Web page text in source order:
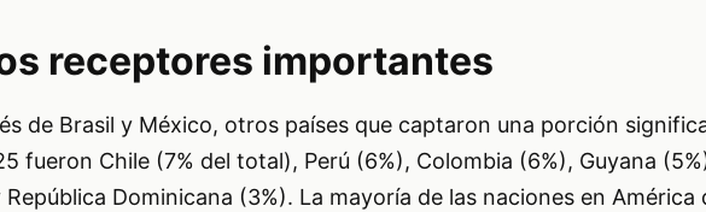
receptores importantes
de Brasil y México, otros países que captaron una porción
fueron Chile (7% del total), Perú (6%), Colombia (6%), Guyana
República Dominicana (3%). La mayoría de las naciones en América